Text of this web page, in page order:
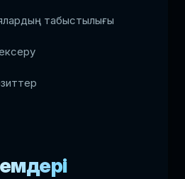
табыстылығы